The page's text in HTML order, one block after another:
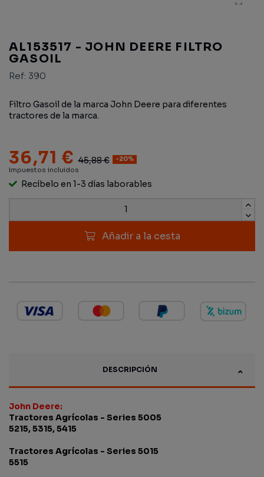
AL153517 - JOHN DEERE FILTRO
GASOIL
Ref: 390
Filtro Gasoil de la marca John Deere para diferentes
tractores de la marca.
36,71 € 45,88 € -20%
Impuestos incluidos
Recíbelo en 1-3 días laborables
Añadir a la cesta
DESCRIPCIÓN
John Deere:
Tractores Agrícolas - Series 5005
5215, 5315, 5415
Tractores Agrícolas - Series 5015
5515